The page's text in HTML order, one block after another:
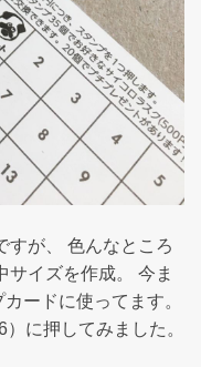
すが、 色んなところ
サイズを作成。 今ま
ードに使ってます。
に押してみました。